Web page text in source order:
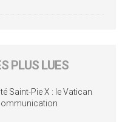
PLUS LUES
Saint-Pie X : le Vatican